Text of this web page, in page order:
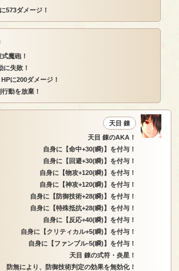
573ダメージ！
魔砲！
に失敗！
に200ダメージ！
動を放棄！
天目 錬
天目 錬のAKA！
自身に【命中+30(瞬)】を付与！
自身に【回避+30(瞬)】を付与！
自身に【物攻+120(瞬)】を付与！
自身に【神攻+120(瞬)】を付与！
自身に【防御技術+28(瞬)】を付与！
自身に【特殊抵抗+28(瞬)】を付与！
自身に【反応+40(瞬)】を付与！
自身に【クリティカル+5(瞬)】を付与！
自身に【ファンブル-5(瞬)】を付与！
天目 錬の式符・炎星！
防無により、防御技術判定の効果を無効化！